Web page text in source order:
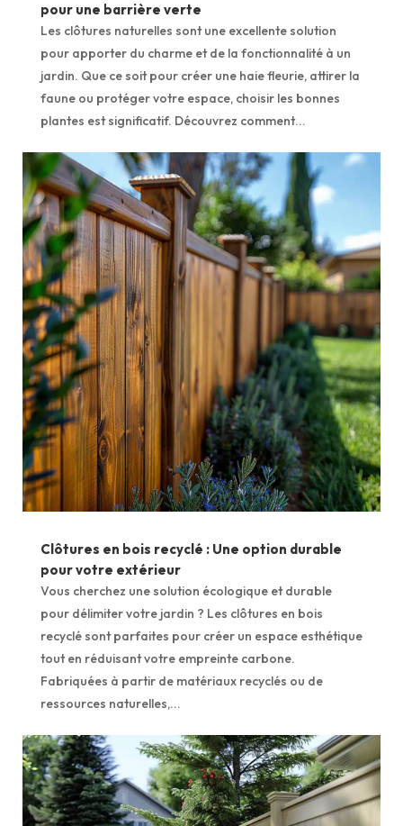
pour une barrière verte
Les clôtures naturelles sont une excellente solution
pour apporter du charme et de la fonctionnalité à un
jardin. Que ce soit pour créer une haie fleurie, attirer la
faune ou protéger votre espace, choisir les bonnes
plantes est significatif. Découvrez comment...
Clôtures en bois recyclé : Une option durable
pour votre extérieur
Vous cherchez une solution écologique et durable
pour délimiter votre jardin ? Les clôtures en bois
recyclé sont parfaites pour créer un espace esthétique
tout en réduisant votre empreinte carbone.
Fabriquées à partir de matériaux recyclés ou de
ressources naturelles,...